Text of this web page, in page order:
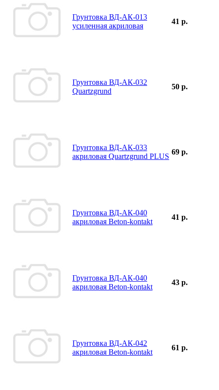
Грунтовка ВД-АК-013
усиленная акриловая
41 р.
Грунтовка ВД-АК-032
Quartzgrund
50 р.
Грунтовка ВД-АК-033
акриловая Quartzgrund PLUS
69 р.
Грунтовка ВД-АК-040
акриловая Beton-kontakt
41 р.
Грунтовка ВД-АК-040
акриловая Beton-kontakt
43 р.
Грунтовка ВД-АК-042
акриловая Beton-kontakt
61 р.